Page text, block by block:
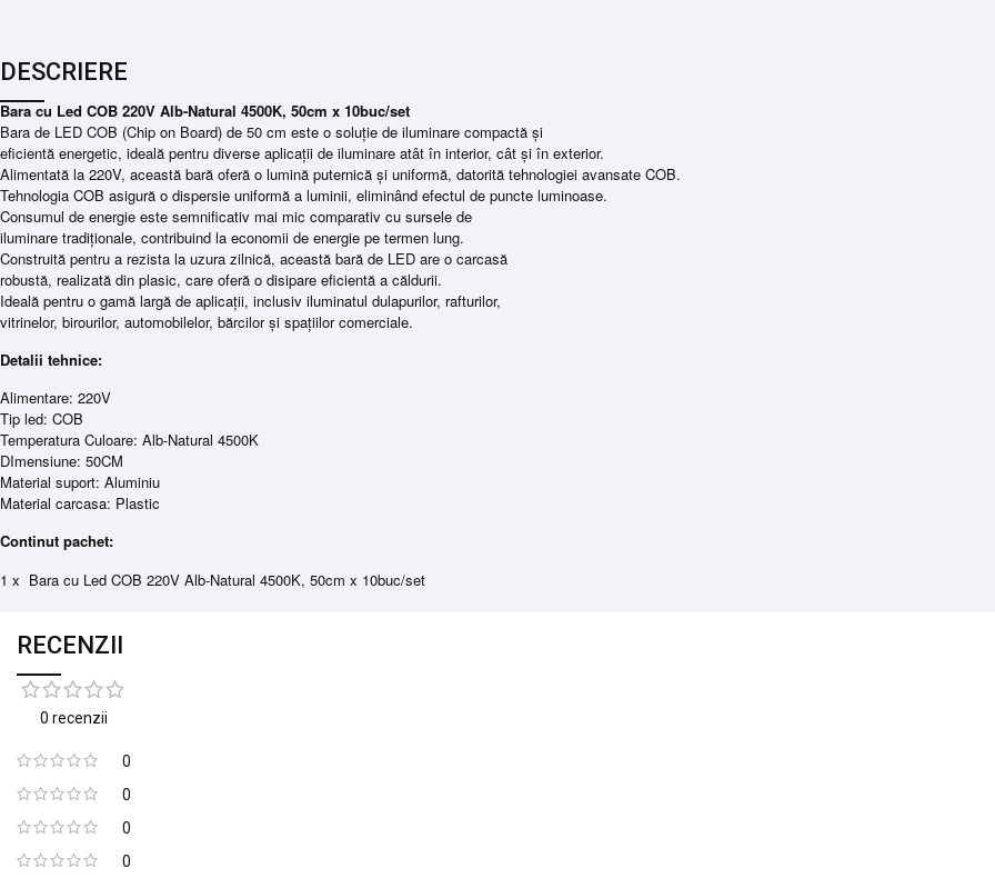
DESCRIERE
Bara cu Led COB 220V Alb-Natural 4500K, 50cm x 10buc/set
Bara de LED COB (Chip on Board) de 50 cm este o soluție de iluminare compactă și
eficientă energetic, ideală pentru diverse aplicații de iluminare atât în interior, cât și în exterior.
Alimentată la 220V, această bară oferă o lumină puternică și uniformă, datorită tehnologiei avansate COB.
Tehnologia COB asigură o dispersie uniformă a luminii, eliminând efectul de puncte luminoase.
Consumul de energie este semnificativ mai mic comparativ cu sursele de
iluminare tradiționale, contribuind la economii de energie pe termen lung.
Construită pentru a rezista la uzura zilnică, această bară de LED are o carcasă
robustă, realizată din plasic, care oferă o disipare eficientă a căldurii.
Ideală pentru o gamă largă de aplicații, inclusiv iluminatul dulapurilor, rafturilor,
vitrinelor, birourilor, automobilelor, bărcilor și spațiilor comerciale.
Detalii tehnice:
Alimentare: 220V
Tip led: COB
Temperatura Culoare: Alb-Natural 4500K
DImensiune: 50CM
Material suport: Aluminiu
Material carcasa: Plastic
Continut pachet:
1 x Bara cu Led COB 220V Alb-Natural 4500K, 50cm x 10buc/set
RECENZII
0 recenzii
0
0
0
0